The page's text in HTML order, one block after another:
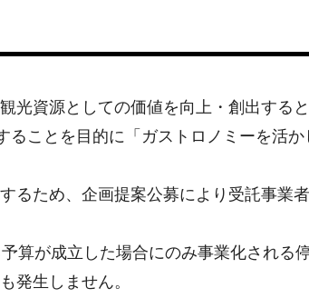
光資源としての価値を向上・創出する
ことを目的に「ガストロノミーを活か
ため、企画提案公募により受託事業
算が成立した場合にのみ事業化される
発生しません。